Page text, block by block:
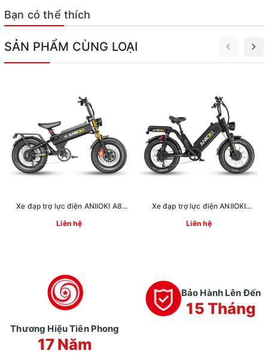
Bạn có thể thích
SẢN PHẨM CÙNG LOẠI
Xe đạp trợ lực điện ANIIOKI A8
Pro Max 60V80Ah động cơ kép
Liên hệ
Xe đạp trợ lực điện ANIIOKI
AQ177 Pro Max động cơ kép
Liên hệ
Thương Hiệu Tiên Phong
17 Năm
Bảo Hành Lên Đến
15 Tháng